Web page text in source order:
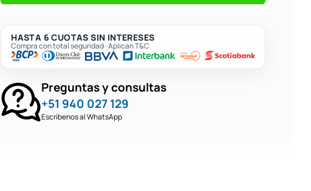
cantidad
HASTA 6 CUOTAS SIN INTERESES
Compra con total seguridad · Aplican T&C
Preguntas y consultas
+51 940 027 129
Escríbenos al WhatsApp